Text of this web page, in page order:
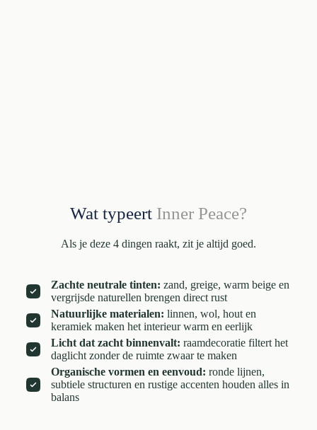
Wat typeert Inner Peace?
Als je deze 4 dingen raakt, zit je altijd goed.
Zachte neutrale tinten: zand, greige, warm beige en
vergrijsde naturellen brengen direct rust
Natuurlijke materialen: linnen, wol, hout en
keramiek maken het interieur warm en eerlijk
Licht dat zacht binnenvalt: raamdecoratie filtert het
daglicht zonder de ruimte zwaar te maken
Organische vormen en eenvoud: ronde lijnen,
subtiele structuren en rustige accenten houden alles in
balans